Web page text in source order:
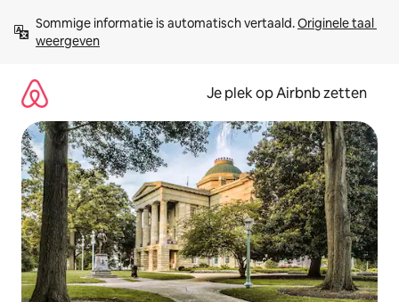
direct
naar
Sommige informatie is automatisch vertaald. Originele taal
weergeven
Je plek op Airbnb zetten